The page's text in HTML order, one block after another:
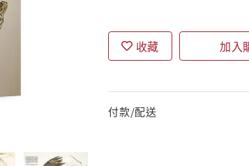
收藏 加入
付款/配送